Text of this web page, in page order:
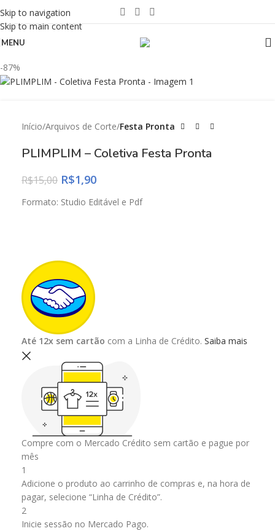
Skip to navigation
Skip to main content
MENU
-87%
Início Arquivos de Corte Festa Pronta
PLIMPLIM – Coletiva Festa Pronta
R$15,00 R$1,90
Formato: Studio Editável e Pdf
Até 12x sem cartão com a Linha de Crédito. Saiba mais
Compre com o Mercado Crédito sem cartão e pague por
mês
1
Adicione o produto ao carrinho de compras e, na hora de
pagar, selecione “Linha de Crédito”.
2
Inicie sessão no Mercado Pago.